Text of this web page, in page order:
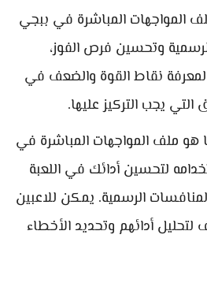
المواجهات المباشرة في ببجي
وتحسين فرص الفوز،
لمعرفة نقاط القوة والضعف في
يجب التركيز عليها.
هو ملف المواجهات المباشرة في
لتحسين أدائك في اللعبة
الرسمية. يمكن للاعبين
أدائهم وتحديد الأخطاء